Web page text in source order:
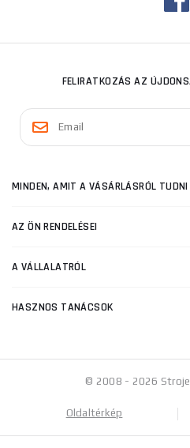
FELIRATKOZÁS AZ
MINDEN, AMIT A VÁSÁRLÁSRÓL TUDNI
AZ ÖN RENDELÉSEI
A VÁLLALATRÓL
HASZNOS TANÁCSOK
© 2008 - 2026 Stroje
Oldaltérkép